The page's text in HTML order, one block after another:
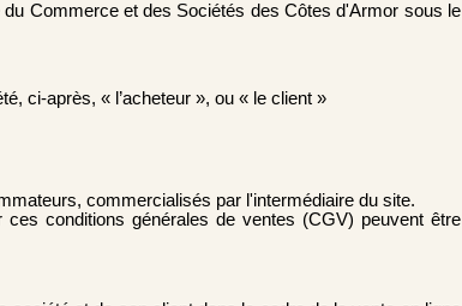
Commerce et des Sociétés des Côtes d'Armor sous le
ci-après, « l’acheteur », ou « le client »
commercialisés par l'intermédiaire du site.
conditions générales de ventes (CGV) peuvent être